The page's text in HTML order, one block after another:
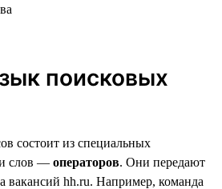
поисковых
состоит из специальных
слов — операторов. Они передают
вакансий hh.ru. Например, команда